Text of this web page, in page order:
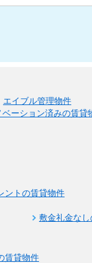
エイブル管理物件
ベーション済みの賃貸
ントの賃貸物件
敷金礼金な
賃貸物件